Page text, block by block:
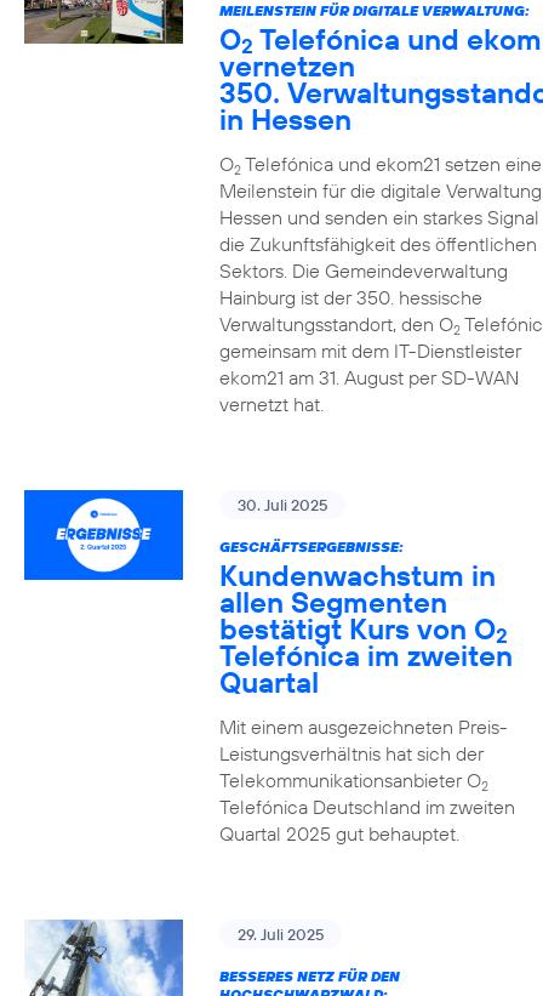
MEILENSTEIN FÜR DIGITALE VERWALTUNG:
O2 Telefónica und
vernetzen
350.
in Hessen
O2Telefónica und ekom21 setzen
Meilenstein für die digitale
Hessen und senden ein starkes
die Zukunftsfähigkeit des öffentlichen
Sektors. Die Gemeindeverwaltung
Hainburg ist der 350. hessische
Verwaltungsstandort, den O2
gemeinsam mit dem IT-Dienstleister
ekom21 am 31. August per SD-WAN
vernetzt hat.
30. Juli 2025
GESCHÄFTSERGEBNISSE:
Kundenwachstum in
allen Segmenten
bestätigt Kurs von O2
Telefónica im zweiten
Quartal
Mit einem ausgezeichneten Preis-
Leistungsverhältnis hat sich der
Telekommunikationsanbieter O2
Telefónica Deutschland im zweiten
Quartal 2025 gut behauptet.
29. Juli 2025
BESSERES NETZ FÜR DEN